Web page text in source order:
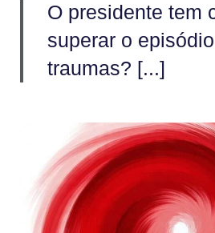
O presidente tem
superar o
traumas? [...]